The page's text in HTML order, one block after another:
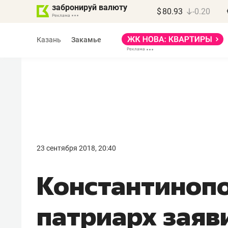
забронируй валюту $ 80.93 -0.20
Казань Закамье
23 сентября 2018, 20:40
патриарх
девелопера – найти
правильный продукт»
Девелопер из топ-10*
Башкортостана входит в Татарстан